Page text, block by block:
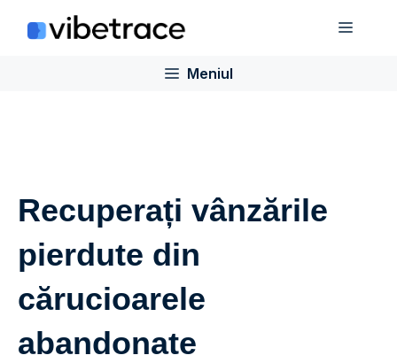
Meniul
Recuperați vânzările
pierdute din
cărucioarele
abandonate